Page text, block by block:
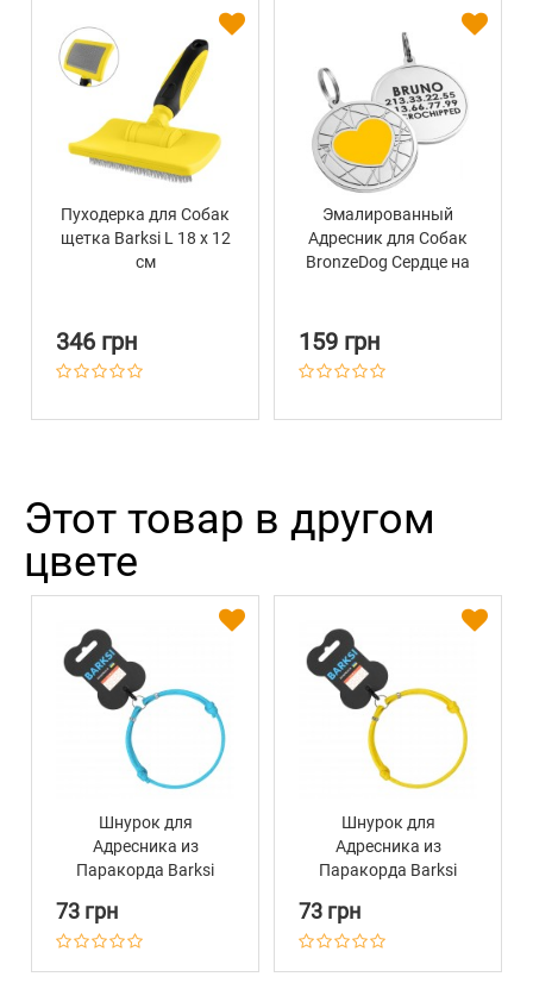
Пуходерка для Собак
щетка Barksi L 18 х 12
см
346 грн
Эмалированный
Адресник для Собак
BronzeDog Сердце на
159 грн
Этот товар в другом
цвете
Шнурок для
Адресника из
Паракорда Barksi
73 грн
Шнурок для
Адресника из
Паракорда Barksi
73 грн